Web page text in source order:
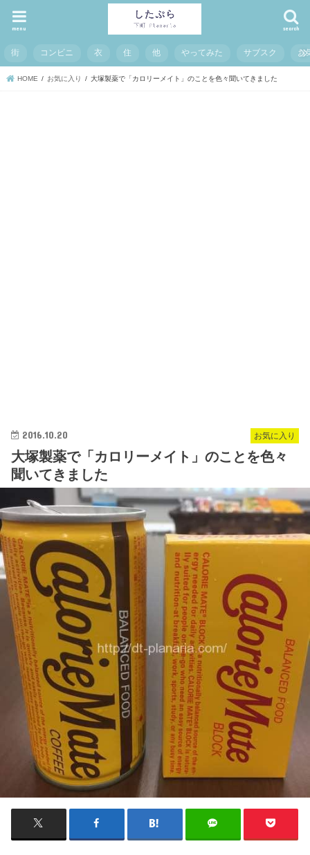
search
menu
街 コンビニ 衣 住 他 やってみた サブスク お
HOME お気に入り 大塚製薬で「カロリーメイト」のことを色々聞いてきました
お気に入り
2016.10.20
大塚製薬で「カロリーメイト」のことを色々
聞いてきました